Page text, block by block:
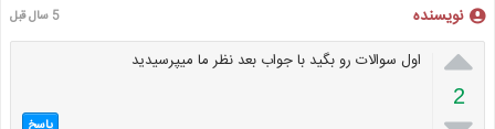
نویسنده 5 سال قبل

2
اول سوالات رو بگید با جواب بعد نظر ما میپرسیدید